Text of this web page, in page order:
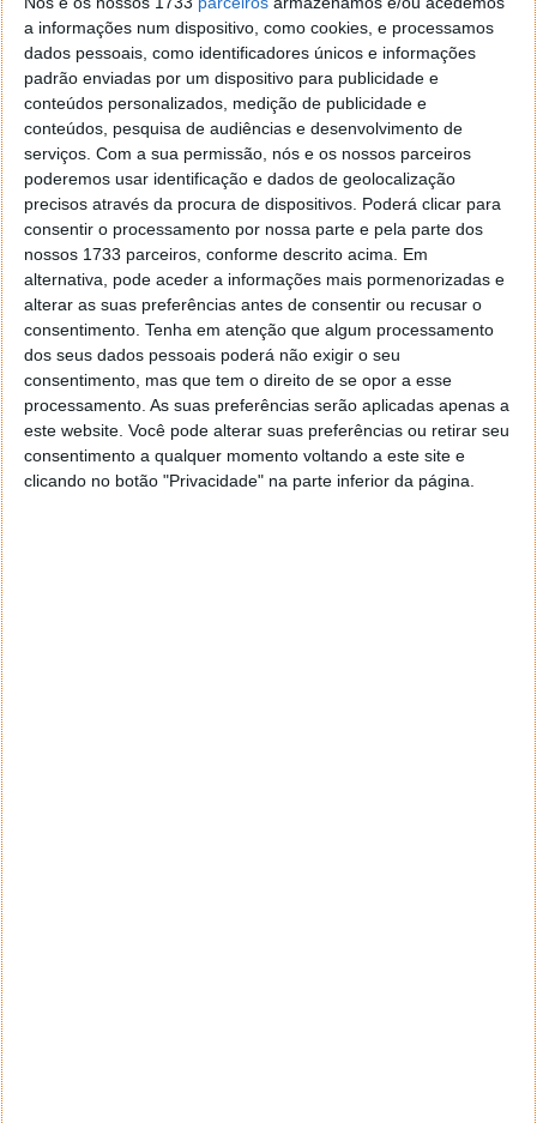
a informações num dispositivo, como cookies, e processamos
dados pessoais, como identificadores únicos e informações
padrão enviadas por um dispositivo para publicidade e
conteúdos personalizados, medição de publicidade e
conteúdos, pesquisa de audiências e desenvolvimento de
serviços. Com a sua permissão, nós e os nossos parceiros
poderemos usar identificação e dados de geolocalização
precisos através da procura de dispositivos. Poderá clicar para
consentir o processamento por nossa parte e pela parte dos
nossos 1733 parceiros, conforme descrito acima. Em
alternativa, pode aceder a informações mais pormenorizadas e
alterar as suas preferências antes de consentir ou recusar o
consentimento. Tenha em atenção que algum processamento
dos seus dados pessoais poderá não exigir o seu
consentimento, mas que tem o direito de se opor a esse
processamento. As suas preferências serão aplicadas apenas a
este website. Você pode alterar suas preferências ou retirar seu
consentimento a qualquer momento voltando a este site e
clicando no botão "Privacidade" na parte inferior da página.
Proponha uma correção, faça uma sugestão
Autor:
Tags: escassez de componentes
Playstation 4
PlayStation 5
PS4 PS5 Sony
PRÓXIMO ARTIGO
Atletas dos EUA aconselhados a usar telefones
descartáveis nos Jogos Olímpicos em Pequim
ARTIGO ANTERIOR
Dica: DevToys é a app que todos os programadores